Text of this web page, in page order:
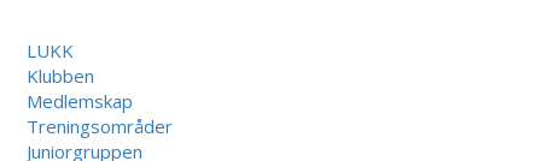
LUKK
Klubben
Medlemskap
Treningsområder
Juniorgruppen